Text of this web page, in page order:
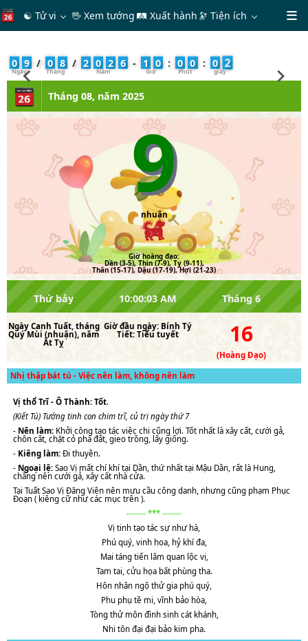
☯ Tử vi 🖖 Xem tướng 🛤 Xuất hành 🔭Tiện ích
0 9 / 0 8 / 2 0 2 6 - 1 0 : 0 0 : 0 3
Tháng 08, năm 2025
9
nhuận
Giờ hoàng đạo:
Dần (3-5), Thìn (7-9), Tỵ (9-11),
Thân (15-17), Dậu (17-19), Hợi (21-23)
Thứ bảy 10:00:03 AM Tháng 6
Ngày Canh Tuất, tháng
Quý Mùi (nhuận) , năm
Ất Tỵ
Giờ đầu ngày: Bính Tý
Tiết: Tiểu tuyết 16
(Hoàng Đạo)
Nhị thập bát tú - Việc nên làm, không nên làm
Vị thổ Trĩ - Ô Thành: Tốt.
(Kiết Tú) Tướng tinh con chim trĩ, củ trị ngày thứ 7
- Nên làm: Khởi công tạo tác việc chi cũng lợi. Tốt nhất là xây cất, cưới gả,
chôn cất, chặt cỏ phá đất, gieo trồng, lấy giống.
- Kiêng làm: Đi thuyền.
- Ngoại lệ: Sao Vị mất chí khí tại Dần, thứ nhất tại Mậu Dần, rất là Hung,
chẳng nên cưới gả, xây cất nhà cửa.
Tại Tuất Sao Vị Đăng Viên nên mưu cầu công danh, nhưng cũng phạm Phục
Đoạn ( kiêng cữ như các mục trên ).
------- *** -------
Vị tinh tạo tác sự như hà,
Phú quý, vinh hoa, hỷ khí đa,
Mai táng tiến lâm quan lộc vị,
Tam tai, cửu họa bất phùng tha.
Hôn nhân ngộ thử gia phú quý,
Phu phụ tề mi, vĩnh bảo hòa,
Tòng thử môn đình sinh cát khánh,
Nhi tôn đại đại bảo kim pha.